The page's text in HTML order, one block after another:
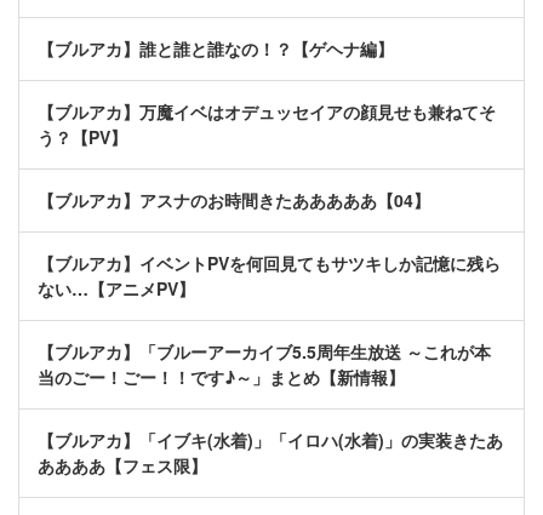
【ブルアカ】誰と誰と誰なの！？【ゲヘナ編】
【ブルアカ】万魔イベはオデュッセイアの顔見せも兼ねてそ
う？【PV】
【ブルアカ】アスナのお時間きたあああああ【04】
【ブルアカ】イベントPVを何回見てもサツキしか記憶に残ら
ない…【アニメPV】
【ブルアカ】「ブルーアーカイブ5.5周年生放送 ～これが本
当のごー！ごー！！です♪～」まとめ【新情報】
【ブルアカ】「イブキ(水着)」「イロハ(水着)」の実装きたあ
ああああ【フェス限】